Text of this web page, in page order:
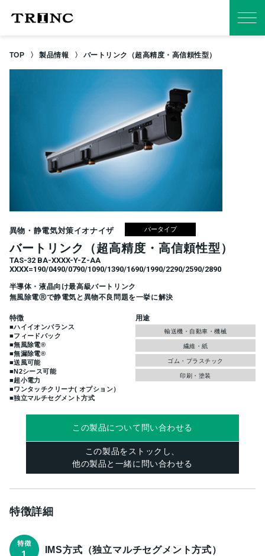
TOP 製品情報 バートリンク（超高精度・高信頼性型）
異物・静電気対策イオナイザ バータイプ
バートリンク（超高精度・高信頼性型）
TAS-32 BA-XXXX-Y-Z-AA
XXXX=190/0490/0790/1090/1390/1690/1990/2290/2590/2890
半導体・液晶向け最高級バートリンク
無風除電Ⓡで静電気と異物不良問題を一挙に解決
特徴
■ハイイオンバランス
■フィードバック
■無風除電®
■無漏除電®
■送風可能
■N2シース可能
■超小電力
■ワンタッチクリーナ( オプション）
■独立マルチセグメント方式
用途
輸送機・自動車・機械
繊維・紙
ゴム・プラスチック
印刷・塗装
この製品について問い合わせる
この製品をストックし、
他の製品と一緒に問い合わせる
特徴詳細
IMS方式（独立マルチセグメント方式）